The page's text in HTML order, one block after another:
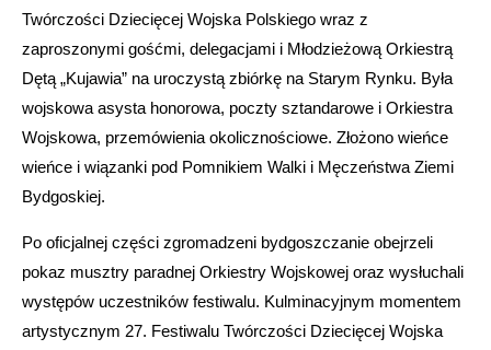
Twórczości Dziecięcej Wojska Polskiego wraz z
zaproszonymi gośćmi, delegacjami i Młodzieżową Orkiestrą
Dętą „Kujawia” na uroczystą zbiórkę na Starym Rynku. Była
wojskowa asysta honorowa, poczty sztandarowe i Orkiestra
Wojskowa, przemówienia okolicznościowe. Złożono wieńce
wieńce i wiązanki pod Pomnikiem Walki i Męczeństwa Ziemi
Bydgoskiej.
Po oficjalnej części zgromadzeni bydgoszczanie obejrzeli
pokaz musztry paradnej Orkiestry Wojskowej oraz wysłuchali
występów uczestników festiwalu. Kulminacyjnym momentem
artystycznym 27. Festiwalu Twórczości Dziecięcej Wojska